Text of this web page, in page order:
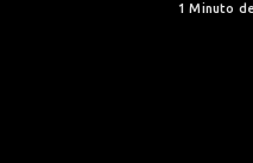
1 Minuto